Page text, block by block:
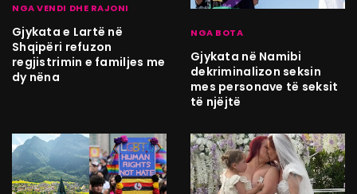
NGA VENDI DHE RAJONI
Gjykata e Lartë në
Shqipëri refuzon
regjistrimin e familjes me
dy nëna
NGA BOTA
Gjykata në Namibi
dekriminalizon seksin
mes personave të seksit
të njëjtë